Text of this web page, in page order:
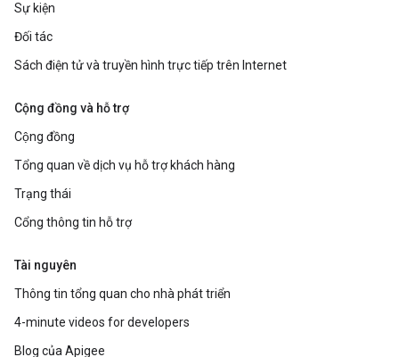
Sự kiện
Đối tác
Sách điện tử và truyền hình trực tiếp trên Internet
Cộng đồng và hỗ trợ
Cộng đồng
Tổng quan về dịch vụ hỗ trợ khách hàng
Trạng thái
Cổng thông tin hỗ trợ
Tài nguyên
Thông tin tổng quan cho nhà phát triển
4-minute videos for developers
Blog của Apigee